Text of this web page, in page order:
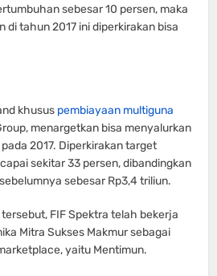
sebesar 10 persen, maka
di tahun 2017 ini diperkirakan bisa
khusus pembiayaan multiguna
menargetkan bisa menyalurkan
2017. Diperkirakan target
sekitar 33 persen, dibandingkan
sebesar Rp3,4 triliun.
FIF Spektra telah bekerja
Mitra Sukses Makmur sebagai
yaitu Mentimun.